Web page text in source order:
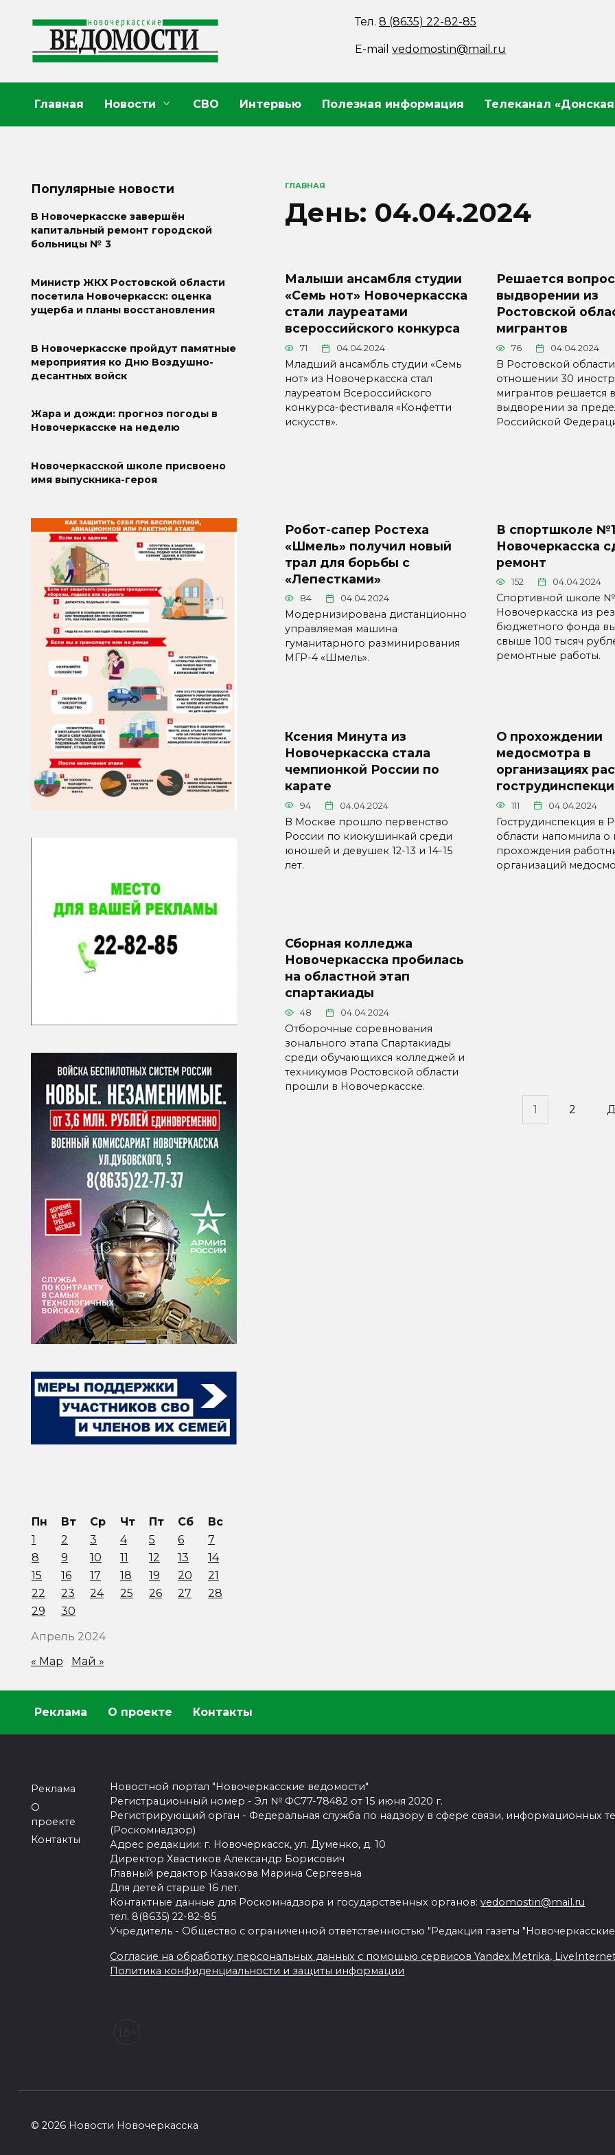
содержанию
Тел.8 (8635) 22-82-85
E-mailvedomostin@mail.ru
Главная Новости СВО Интервью Полезная информация Телеканал
ГЛАВНАЯ
День: 04.04.2024
Малыши ансамбля студии
«Семь нот» Новочеркасска
стали лауреатами
всероссийского конкурса
71 04.04.2024
Младший ансамбль студии «Семь
нот» из Новочеркасска стал
лауреатом Всероссийского
конкурса-фестиваля «Конфетти
искусств».
Решается
выдворении из
Ростовской
мигрантов
76 04.04.2024
В Ростовской
отношении 30
мигрантов решается
выдворении за
Российской
Робот-сапер Ростеха
«Шмель» получил новый
трал для борьбы с
«Лепестками»
84 04.04.2024
Модернизирована дистанционно
управляемая машина
гуманитарного разминирования
МГР-4 «Шмель».
В спортшколе №1
Новочеркасска
ремонт
152 04.04.2024
Спортивной школе
Новочеркасска из
бюджетного фонда
свыше 100 тысяч
ремонтные работы.
Ксения Минута из
Новочеркасска стала
чемпионкой России по
карате
94 04.04.2024
В Москве прошло первенство
России по киокушинкай среди
юношей и девушек 12-13 и 14-15
лет.
О прохождении
медосмотра в
организациях
111 04.04.2024
Гострудинспекция в
области напомнила о
прохождения
организаций
Сборная колледжа
Новочеркасска пробилась
на областной этап
спартакиады
48 04.04.2024
Отборочные соревнования
зонального этапа Спартакиады
среди обучающихся колледжей и
техникумов Ростовской области
прошли в Новочеркасске.
1 2
Популярные новости
В Новочеркасске завершён
капитальный ремонт городской
больницы № 3
Министр ЖКХ Ростовской области
посетила Новочеркасск: оценка
ущерба и планы восстановления
В Новочеркасске пройдут памятные
мероприятия ко Дню Воздушно-
десантных войск
Жара и дожди: прогноз погоды в
Новочеркасске на неделю
Новочеркасской школе присвоено
имя выпускника-героя
Апрель 2024
Пн Вт Ср Чт Пт Сб
Вс
1
2 3 4 5 6
7
8
9 10 11 12 13
14
15
16 17 18 19 20
21
22
23 24 25 26 27
28
29
30
« Мар Май »
Реклама О проекте Контакты
Реклама
О
проекте
Контакты
Новостной портал "Новочеркасские ведомости"
Регистрационный номер - Эл № ФС77-78482 от 15 июня 2020 г.
Регистрирующий орган - Федеральная служба по надзору в сфере связи, информационных
(Роскомнадзор)
Адрес редакции: г. Новочеркасск, ул. Думенко, д. 10
Директор Хвастиков Александр Борисович
Главный редактор Казакова Марина Сергеевна
Для детей старше 16 лет.
Контактные данные для Роскомнадзора и государственных органов:vedomostin@mail.ru
тел. 8(8635) 22-82-85
Учредитель - Общество с ограниченной ответственностью "Редакция газеты
Согласие на обработку персональных данных с помощью сервисов Yandex.Metrika,
Политика конфиденциальности и защиты информации
© 2026 Новости Новочеркасска